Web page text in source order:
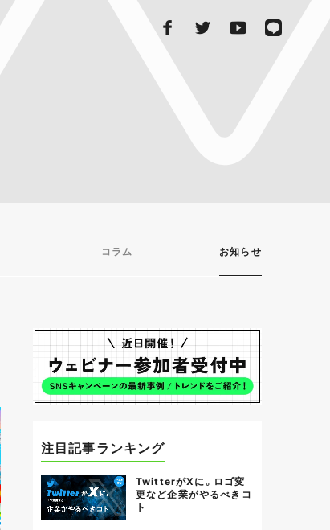
コラム お知らせ
注目記事ランキング
TwitterがXに。ロゴ変
更など企業がやるべきコ
ト